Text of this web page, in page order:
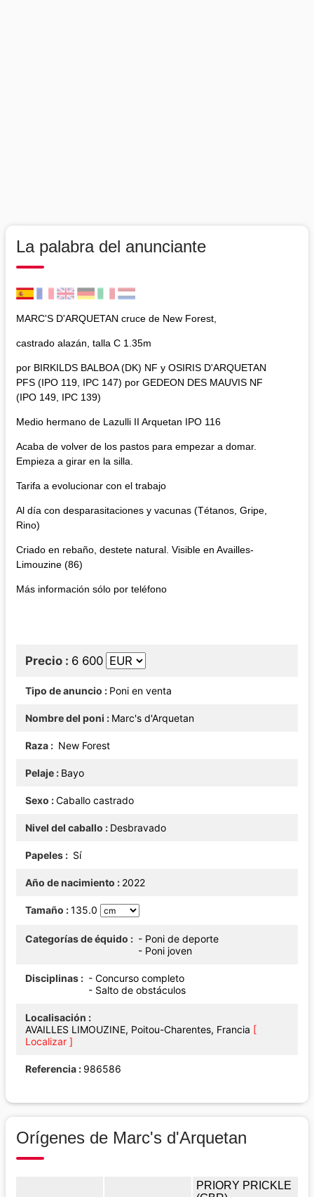
La palabra del anunciante
MARC'S D'ARQUETAN cruce de New Forest,
castrado alazán, talla C 1.35m
por BIRKILDS BALBOA (DK) NF y OSIRIS D'ARQUETAN
PFS (IPO 119, IPC 147) por GEDEON DES MAUVIS NF
(IPO 149, IPC 139)
Medio hermano de Lazulli II Arquetan IPO 116
Acaba de volver de los pastos para empezar a domar.
Empieza a girar en la silla.
Tarifa a evolucionar con el trabajo
Al día con desparasitaciones y vacunas (Tétanos, Gripe,
Rino)
Criado en rebaño, destete natural. Visible en Availles-
Limouzine (86)
Más información sólo por teléfono
Precio 6 600
Tipo de anuncio Poni en venta
Nombre del poni Marc's d'Arquetan
Raza New Forest
Pelaje Bayo
Sexo Caballo castrado
Nivel del caballo Desbravado
Papeles Sí
Año de nacimiento 2022
Tamaño 135.0
Categorías de équido
- Poni de deporte
- Poni joven
Disciplinas
- Concurso completo
- Salto de obstáculos
Localisación
AVAILLES LIMOUZINE, Poitou-Charentes, Francia [
Localizar ]
Referencia 986586
Orígenes de Marc's d'Arquetan
PRIORY PRICKLE